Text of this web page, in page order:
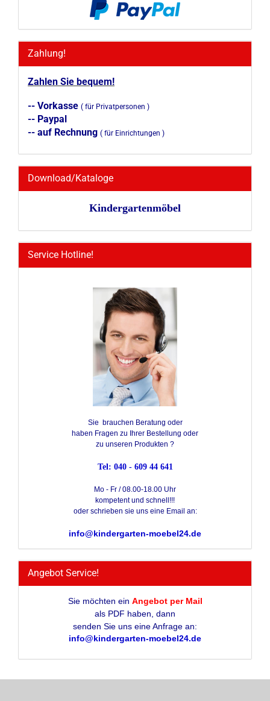
Zahlung!
Zahlen Sie bequem!
-- Vorkasse ( für Privatpersonen )
-- Paypal
-- auf Rechnung ( für Einrichtungen )
Download/Kataloge
Kindergartenmöbel
Service Hotline!
Sie brauchen Beratung oder
haben Fragen zu Ihrer Bestellung oder
zu unseren Produkten ?
Tel: 040 - 609 44 641
Mo - Fr / 08.00-18.00 Uhr
kompetent und schnell!!!
oder schrieben sie uns eine Email an:
info@kindergarten-moebel24.de
Angebot Service!
Sie möchten ein Angebot per Mail
als PDF haben, dann
senden Sie uns eine Anfrage an:
info@kindergarten-moebel24.de